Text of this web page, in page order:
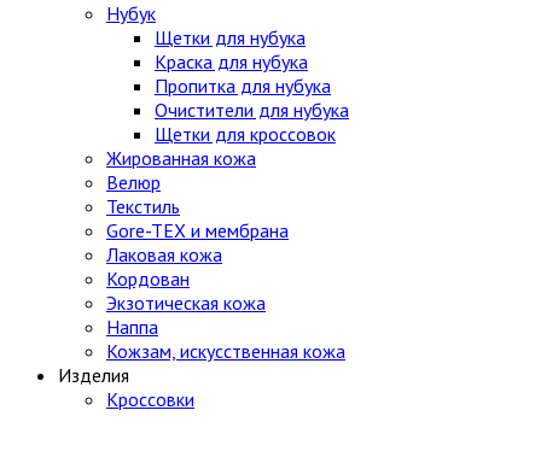
Нубук
Щетки для нубука
Краска для нубука
Пропитка для нубука
Очистители для нубука
Щетки для кроссовок
Жированная кожа
Велюр
Текстиль
Gore-TEX и мембрана
Лаковая кожа
Кордован
Экзотическая кожа
Наппа
Кожзам, искусственная кожа
Изделия
Кроссовки